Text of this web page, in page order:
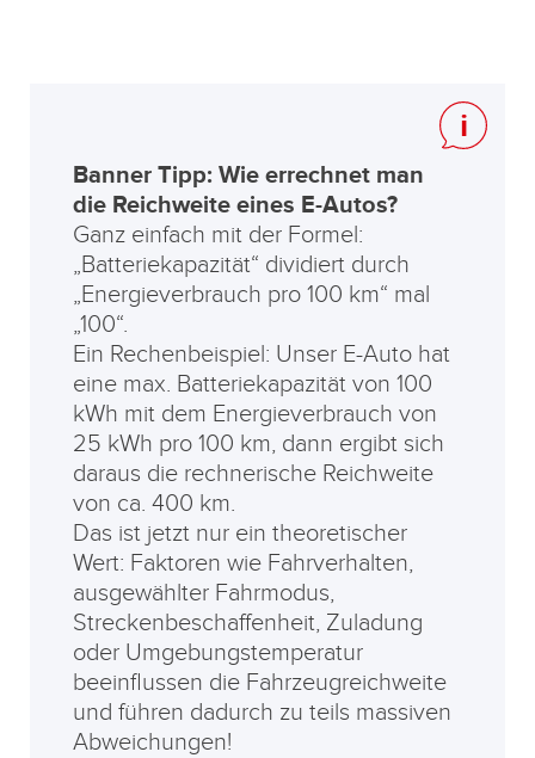
Banner Tipp: Wie errechnet man
die Reichweite eines E-Autos?
Ganz einfach mit der Formel:
„Batteriekapazität“ dividiert durch
„Energieverbrauch pro 100 km“ mal
„100“.
Ein Rechenbeispiel: Unser E-Auto hat
eine max. Batteriekapazität von 100
kWh mit dem Energieverbrauch von
25 kWh pro 100 km, dann ergibt sich
daraus die rechnerische Reichweite
von ca. 400 km.
Das ist jetzt nur ein theoretischer
Wert: Faktoren wie Fahrverhalten,
ausgewählter Fahrmodus,
Streckenbeschaffenheit, Zuladung
oder Umgebungstemperatur
beeinflussen die Fahrzeugreichweite
und führen dadurch zu teils massiven
Abweichungen!